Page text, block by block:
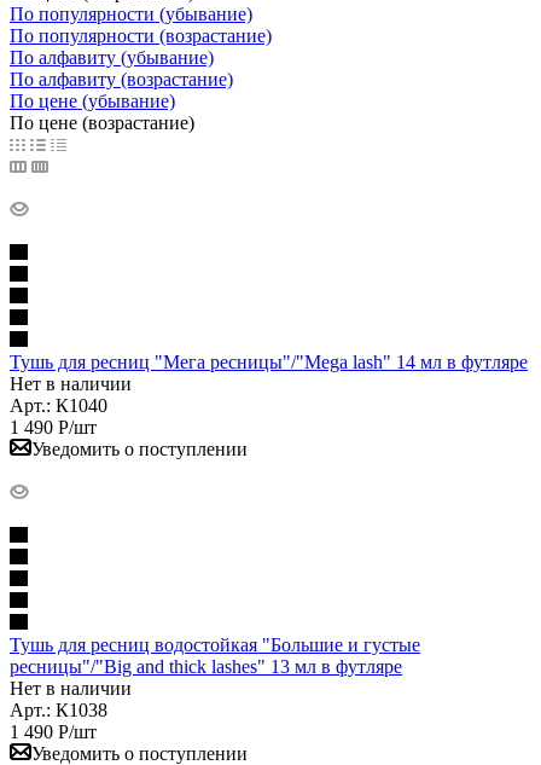
По популярности (убывание)
По популярности (возрастание)
По алфавиту (убывание)
По алфавиту (возрастание)
По цене (убывание)
По цене (возрастание)
Тушь для ресниц "Мега ресницы"/"Mega lash" 14 мл в футляре
Нет в наличии
Арт.: К1040
1 490 Р/шт
Уведомить о поступлении
Тушь для ресниц водостойкая "Большие и густые
ресницы"/"Big and thick lashes" 13 мл в футляре
Нет в наличии
Арт.: К1038
1 490 Р/шт
Уведомить о поступлении